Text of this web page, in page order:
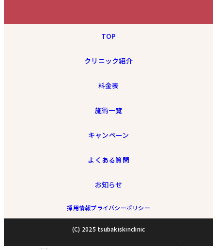
TOP
クリニック紹介
料金表
施術一覧
キャンペーン
よくある質問
お知らせ
採用情報プライバシーポリシー
(C) 2025 tsubakiskinclinic